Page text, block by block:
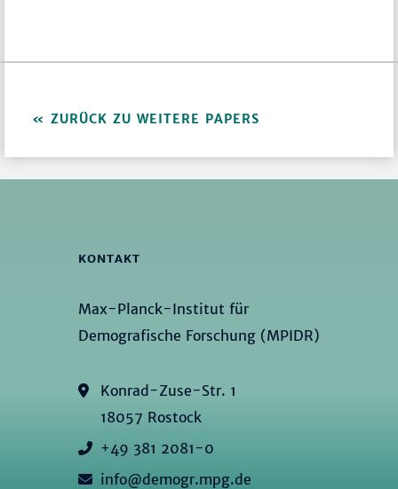
ZURÜCK ZU WEITERE PAPERS
KONTAKT
Max-Planck-Institut für
Demografische Forschung (MPIDR)
Konrad-Zuse-Str. 1
18057 Rostock
+49 381 2081-0
info@demogr.mpg.de